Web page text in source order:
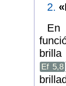
2.
En
brilla
Ef 5,8